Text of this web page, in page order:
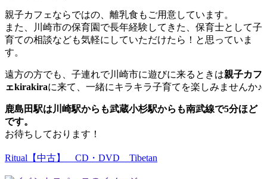
親子カフェならではの、離乳食もご用意しています。
また、川崎市の保育園で長年経験してきた、保育士として子
育ての相談なども気軽にしていただけたら！と思っていま
す。
遠方の方でも、子連れで川崎市に遊びに来るときは親子カフ
ェkirakiraに来て、一緒にキラキラ子育てを楽しみませんか♪
鹿島田駅は川崎駅からも武蔵小杉駅からも南武線で5分ほど
です。
お待ちしております！
Ritual【中古】 CD・DVD Tibetan